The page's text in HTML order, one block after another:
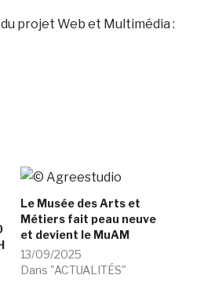
projet Web et Multimédia :
Le Musée des Arts et
Métiers fait peau neuve
et devient le MuAM
13/09/2025
Dans "ACTUALITÉS"